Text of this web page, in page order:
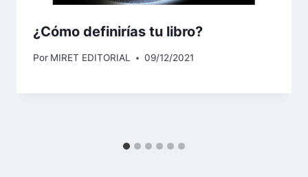
¿Cómo definirías tu libro?
Por MIRET EDITORIAL 09/12/2021